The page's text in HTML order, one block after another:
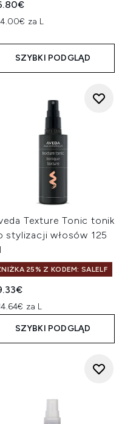
za L
SZYBKI PODGLĄD
Texture Tonic tonik
stylizacji włosów 125
25% Z KODEM: SALELF
za L
SZYBKI PODGLĄD